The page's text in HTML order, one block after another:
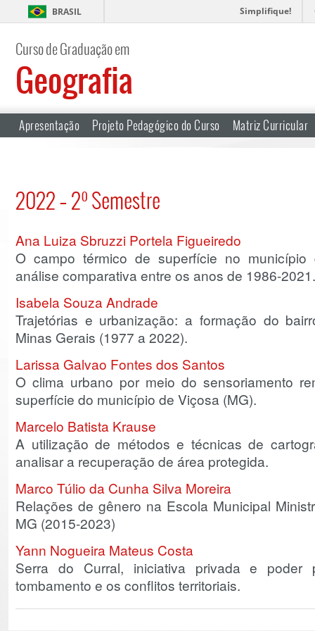
BRASIL Simplifique!
Curso de Graduação em
Geografia
Apresentação Projeto Pedagógico do Curso Matriz Curricular
2022 – 2º Semestre
Ana Luiza Sbruzzi Portela Figueiredo
O campo térmico de superfície no
análise comparativa entre os anos de 1986-2021.
Isabela Souza Andrade
Trajetórias e urbanização: a formação do
Minas Gerais (1977 a 2022).
Larissa Galvao Fontes dos Santos
O clima urbano por meio do sensoriamento
superfície do município de Viçosa (MG).
Marcelo Batista Krause
A utilização de métodos e técnicas de
analisar a recuperação de área protegida.
Marco Túlio da Cunha Silva Moreira
Relações de gênero na Escola Municipal
MG (2015-2023)
Yann Nogueira Mateus Costa
Serra do Curral, iniciativa privada e poder
tombamento e os conflitos territoriais.